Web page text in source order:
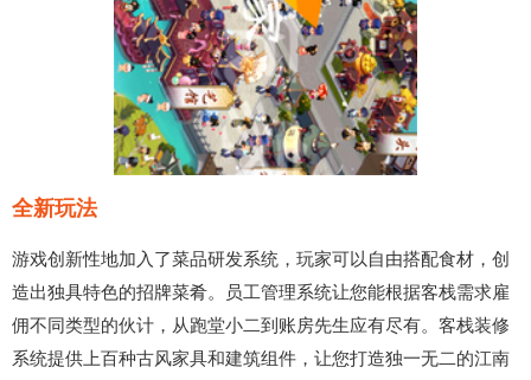
全新玩法
游戏创新性地加入了菜品研发系统，玩家可以自由搭配食材，创
造出独具特色的招牌菜肴。员工管理系统让您能根据客栈需求雇
佣不同类型的伙计，从跑堂小二到账房先生应有尽有。客栈装修
系统提供上百种古风家具和建筑组件，让您打造独一无二的江南